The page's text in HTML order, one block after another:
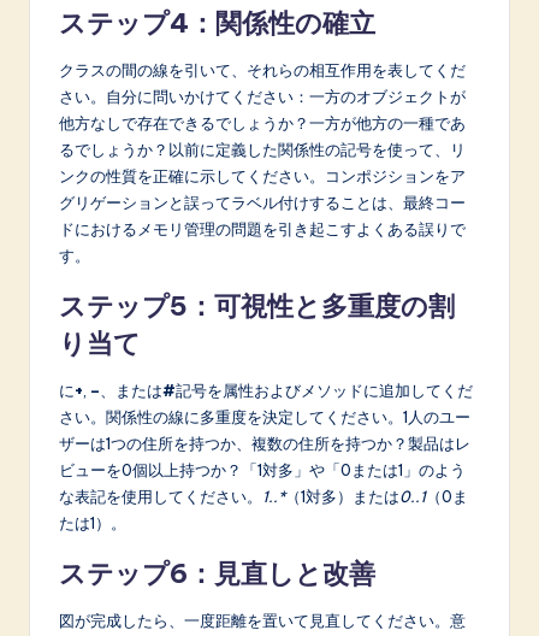
ステップ4：関係性の確立
クラスの間の線を引いて、それらの相互作用を表してくだ
さい。自分に問いかけてください：一方のオブジェクトが
他方なしで存在できるでしょうか？一方が他方の一種であ
るでしょうか？以前に定義した関係性の記号を使って、リ
ンクの性質を正確に示してください。コンポジションをア
グリゲーションと誤ってラベル付けすることは、最終コー
ドにおけるメモリ管理の問題を引き起こすよくある誤りで
す。
ステップ5：可視性と多重度の割
り当て
に+, –、または#記号を属性およびメソッドに追加してくだ
さい。関係性の線に多重度を決定してください。1人のユー
ザーは1つの住所を持つか、複数の住所を持つか？製品はレ
ビューを0個以上持つか？「1対多」や「0または1」のよう
な表記を使用してください。
1..*（1対多）または0..1（0ま
たは1）。
ステップ6：見直しと改善
図が完成したら、一度距離を置いて見直してください。意